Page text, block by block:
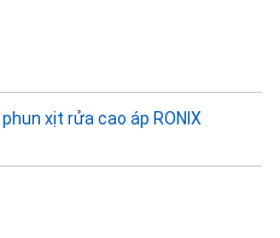
phun xịt rửa cao áp RONIX